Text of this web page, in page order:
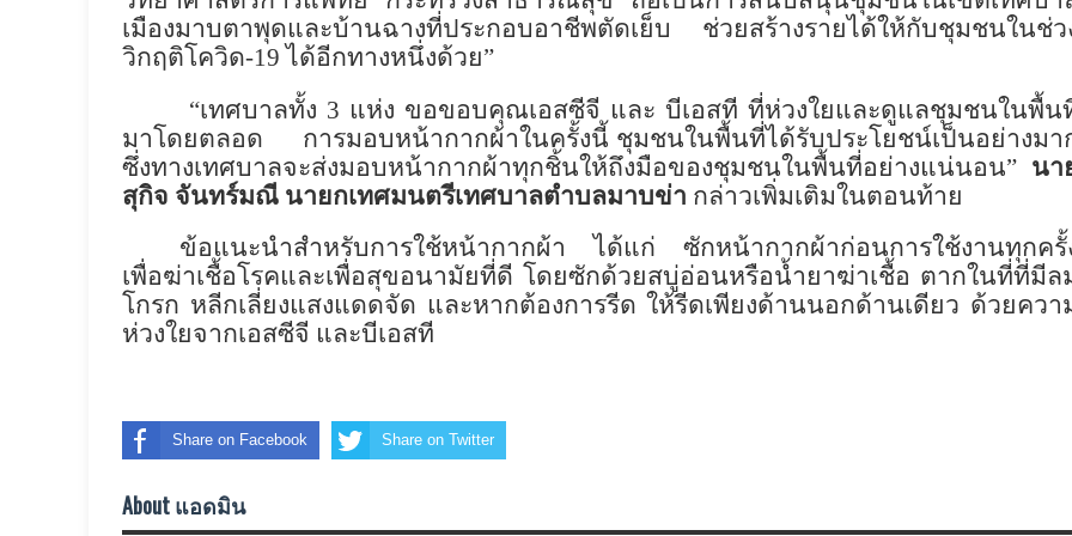
เมืองมาบตาพุดและบ้านฉางที่ประกอบอาชีพตัดเย็บ ช่วยสร้างรายได้ให้กับชุมชนในช่ว
วิกฤติโควิด-19 ได้อีกทางหนึ่งด้วย”
“เทศบาลทั้ง 3 แห่ง ขอขอบคุณเอสซีจี และ บีเอสที ที่ห่วงใยและดูแลชุมชนในพื้น
มาโดยตลอด
การมอบหน้ากากผ้าในครั้งนี้ ชุมชนในพื้นที่ได้รับประโยชน์เป็นอย่างมา
ซึ่งทางเทศบาลจะส่งมอบหน้ากากผ้าทุกชิ้นให้ถึงมือของชุมชนในพื้นที่อย่างแน่นอน” นา
สุกิจ จันทร์มณี นายกเทศมนตรีเทศบาลตำบลมาบข่า กล่าวเพิ่มเติมในตอนท้าย
ข้อแนะนำสำหรับการใช้หน้ากากผ้า ได้แก่ ซักหน้ากากผ้าก่อนการใช้งานทุกครั้
เพื่อฆ่าเชื้อโรคและเพื่อสุขอนามัยที่ดี โดยซักด้วยสบู่อ่อนหรือน้ำยาฆ่าเชื้อ ตากในที่ที่มีล
โกรก หลีกเลี่ยงแสงแดดจัด และหากต้องการรีด ให้รีดเพียงด้านนอกด้านเดียว ด้วยควา
ห่วงใยจากเอสซีจี และบีเอสที
Share on Facebook Share on Twitter
About แอดมิน